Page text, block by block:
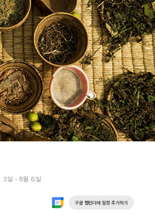
3일 - 8월 6일
구글 캘린더에 일정 추가하기